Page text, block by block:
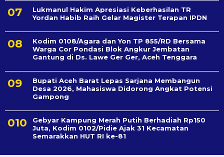
Lukmanul Hakim Apresiasi Keberhasilan TR
Yordan Habib Raih Gelar Magister Terapan IPDN
Kodim 0108/Agara dan Yon TP 855/RD Bersama
Warga Cor Pondasi Blok Angkur Jembatan
Gantung di Ds. Lawe Ger Ger, Aceh Tenggara
Bupati Aceh Barat Lepas Sarjana Membangun
Desa 2026, Mahasiswa Didorong Angkat Potensi
Gampong
Gebyar Kampung Merah Putih Berhadiah Rp150
Juta, Kodim 0102/Pidie Ajak 31 Kecamatan
Semarakkan HUT RI ke-81